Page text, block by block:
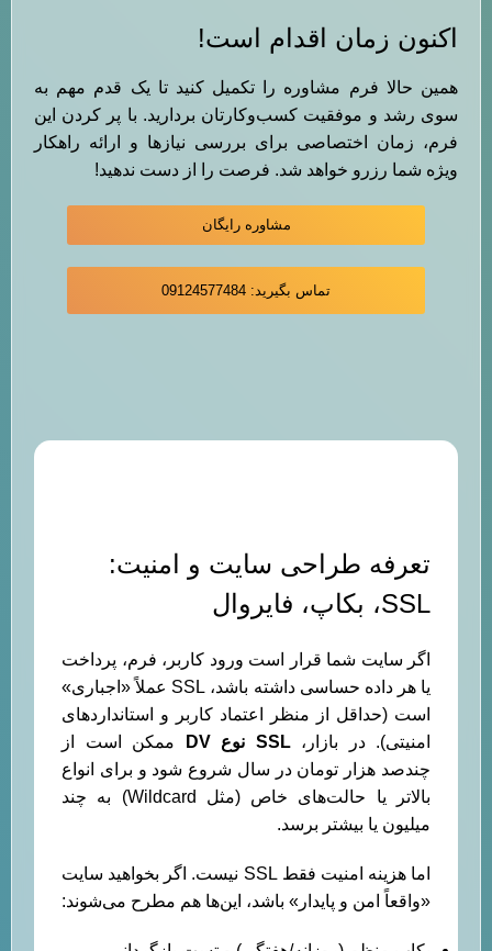
اکنون زمان اقدام است!
همین حالا فرم مشاوره را تکمیل کنید تا یک قدم مهم به
سوی رشد و موفقیت کسب‌وکارتان بردارید. با پر کردن این
فرم، زمان اختصاصی برای بررسی نیازها و ارائه راهکار
ویژه شما رزرو خواهد شد. فرصت را از دست ندهید!
مشاوره رایگان
تماس بگیرید: 09124577484
تعرفه طراحی سایت و امنیت:
SSL، بکاپ، فایروال
اگر سایت شما قرار است ورود کاربر، فرم، پرداخت
یا هر داده حساسی داشته باشد، SSL عملاً «اجباری»
است (حداقل از منظر اعتماد کاربر و استانداردهای
امنیتی). در بازار،SSL نوع DV
ممکن است از
چندصد هزار تومان در سال شروع شود و برای انواع
بالاتر یا حالت‌های خاص (مثل Wildcard) به چند
میلیون یا بیشتر برسد.
اما هزینه امنیت فقط SSL نیست. اگر بخواهید سایت
«واقعاً امن و پایدار» باشد، این‌ها هم مطرح می‌شوند: